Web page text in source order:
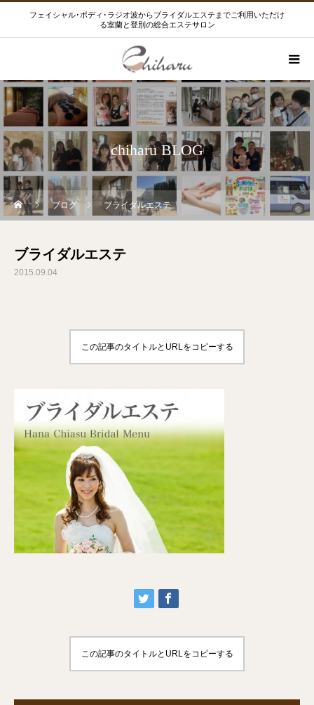
フェイシャル･ボディ･ラジオ波からブライダルエステまでご利用いただけ
る室蘭と登別の総合エステサロン
chiharu BLOG
ブログ ブライダルエステ
ブライダルエステ
2015.09.04
この記事のタイトルとURLをコピーする
この記事のタイトルとURLをコピーする